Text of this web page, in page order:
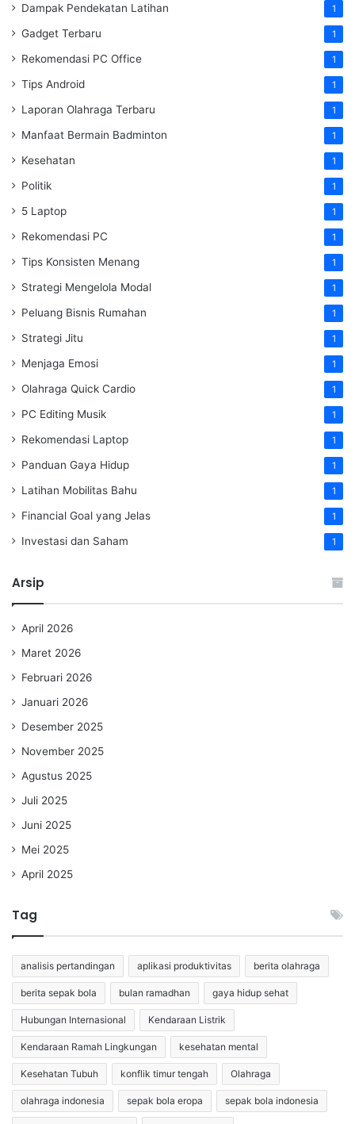
Dampak Pendekatan Latihan 1
Gadget Terbaru 1
Rekomendasi PC Office 1
Tips Android 1
Laporan Olahraga Terbaru 1
Manfaat Bermain Badminton 1
Kesehatan 1
Politik 1
5 Laptop 1
Rekomendasi PC 1
Tips Konsisten Menang 1
Strategi Mengelola Modal 1
Peluang Bisnis Rumahan 1
Strategi Jitu 1
Menjaga Emosi 1
Olahraga Quick Cardio 1
PC Editing Musik 1
Rekomendasi Laptop 1
Panduan Gaya Hidup 1
Latihan Mobilitas Bahu 1
Financial Goal yang Jelas 1
Investasi dan Saham 1
Arsip
April 2026
Maret 2026
Februari 2026
Januari 2026
Desember 2025
November 2025
Agustus 2025
Juli 2025
Juni 2025
Mei 2025
April 2025
Tag
analisis pertandingan aplikasi produktivitas berita olahraga
berita sepak bola bulan ramadhan gaya hidup sehat
Hubungan Internasional Kendaraan Listrik
Kendaraan Ramah Lingkungan kesehatan mental
Kesehatan Tubuh konflik timur tengah Olahraga
olahraga indonesia sepak bola eropa sepak bola indonesia